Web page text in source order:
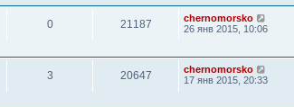
0 21187
chernomorsko
26 янв 2015, 10:06
3 20647
chernomorsko
17 янв 2015, 20:33